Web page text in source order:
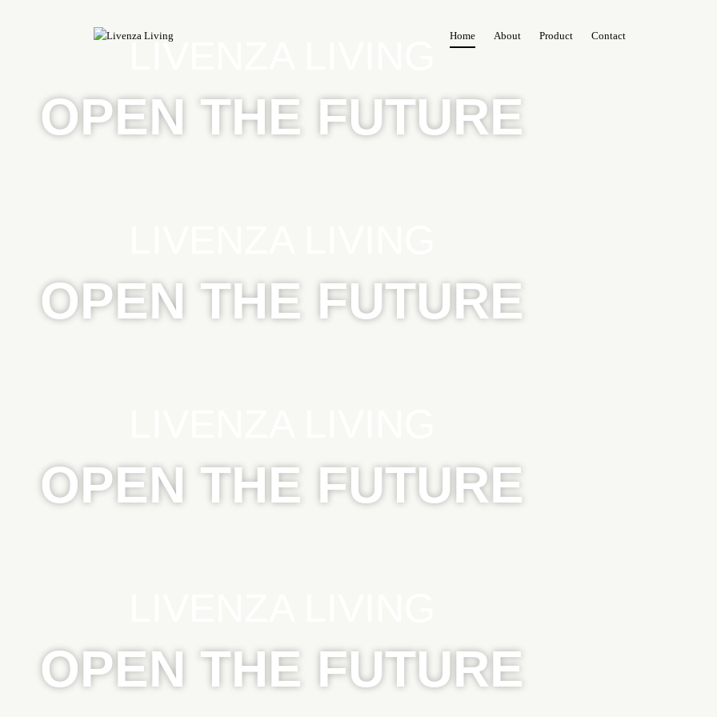
Home About Product Contact
LIVENZA LIVING
OPEN THE FUTURE
OPEN THE FUTURE
OPEN THE FUTURE
OPEN THE FUTURE